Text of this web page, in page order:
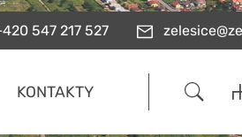
547 217 527
KONTAKTY